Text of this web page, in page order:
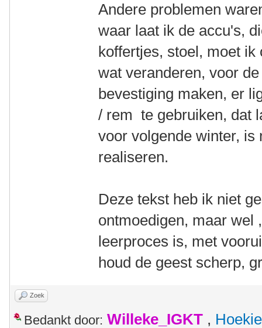
Andere problemen
waar laat ik de accu's,
koffertjes, stoel, moet
wat veranderen, voor
bevestiging maken, er
/ rem te gebruiken, dat
voor volgende winter, is
realiseren.
Deze tekst heb ik niet
ontmoedigen, maar wel
leerproces is, met
houd de geest scherp,
Zoek
Bedankt door: Willeke_IGKT , Hoekie